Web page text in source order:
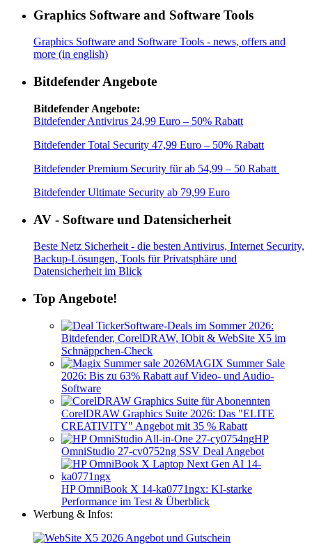
Graphics Software and Software Tools
Graphics Software and Software Tools - news, offers and
more (in english)
Bitdefender Angebote
Bitdefender Angebote:
Bitdefender Antivirus 24,99 Euro – 50% Rabatt
Bitdefender Total Security 47,99 Euro – 50% Rabatt
Bitdefender Premium Security für ab 54,99 – 50 Rabatt
Bitdefender Ultimate Security ab 79,99 Euro
AV - Software und Datensicherheit
Beste Netz Sicherheit - die besten Antivirus, Internet Security,
Backup-Lösungen, Tools für Privatsphäre und
Datensicherheit im Blick
Top Angebote!
Software-Deals im Sommer 2026:
Bitdefender, CorelDRAW, IObit & WebSite X5 im
Schnäppchen-Check
MAGIX Summer Sale
2026: Bis zu 63% Rabatt auf Video- und Audio-
Software
CorelDRAW Graphics Suite 2026: Das "ELITE
CREATIVITY" Angebot mit 35 % Rabatt
HP
OmniStudio 27-cv0752ng SSV Deal Angebot
HP OmniBook X 14-ka0771ngx: KI-starke
Performance im Test & Überblick
Werbung & Infos: